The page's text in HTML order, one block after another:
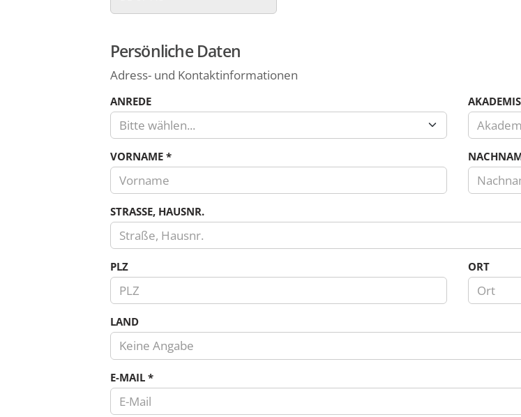
Persönliche Daten
Adress- und Kontaktinformationen
ANREDE
Bitte wählen...
VORNAME *
STRASSE, HAUSNR.
PLZ ORT
LAND
Keine Angabe
E-MAIL *